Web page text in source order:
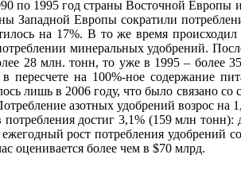
по 1995 год страны Восточной
Западной Европы сократили
на 17%. В то же время
минеральных удобрений.
28 млн. тонн, то уже в 1995 –
пересчете на 100%-ное содержание
лишь в 2006 году, что было связано
азотных удобрений возрос
потребления достиг 3,1% (159 млн
рост потребления
оценивается более чем в $70 млрд.